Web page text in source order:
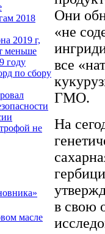
2018
2019 г,
меньше
году
по сбору
не
масле
Они
«не
все
ГМО.
На
в свою